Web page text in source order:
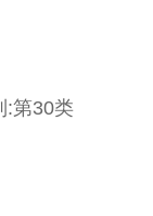
:第30类